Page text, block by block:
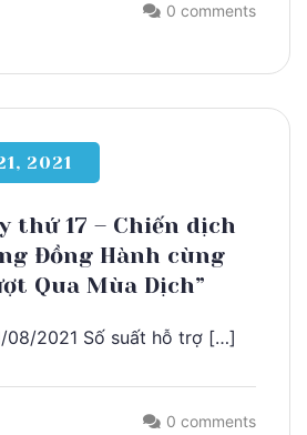
0 comments
2021
thứ 17 – Chiến dịch
Đồng Hành cùng
Qua Mùa Dịch”
08/2021 Số suất hỗ trợ […]
0 comments